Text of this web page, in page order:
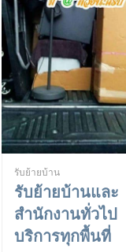
รับย้ายบ้าน
รับย้ายบ้านและ
สำนักงานทั่วไป
บริการทุกพื้นที่